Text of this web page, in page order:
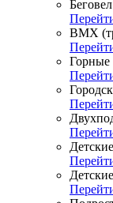
Беговел
ВМХ
Горные